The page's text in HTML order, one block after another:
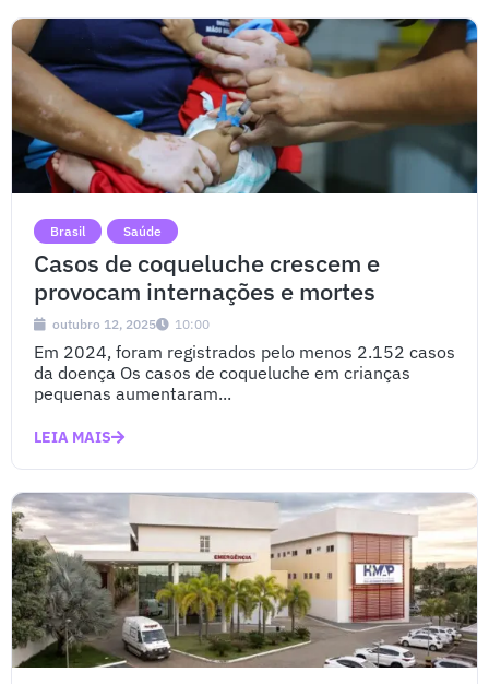
Brasil Saúde
Casos de coqueluche crescem e
provocam internações e mortes
outubro 12, 2025 10:00
Em 2024, foram registrados pelo menos 2.152 casos
da doença Os casos de coqueluche em crianças
pequenas aumentaram...
LEIA MAIS